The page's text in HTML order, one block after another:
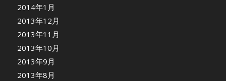
2014年1月
2013年12月
2013年11月
2013年10月
2013年9月
2013年8月